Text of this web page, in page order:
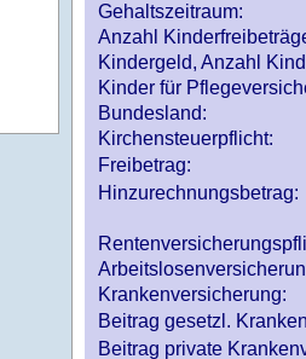
Gehaltszeitraum:
Anzahl
Kindergeld, Anzahl
Kinder für
Bundesland:
Kirchensteuerpflicht:
Freibetrag:
Hinzurechnungsbetrag:
Krankenversicherung:
Beitrag gesetzl.
Beitrag private